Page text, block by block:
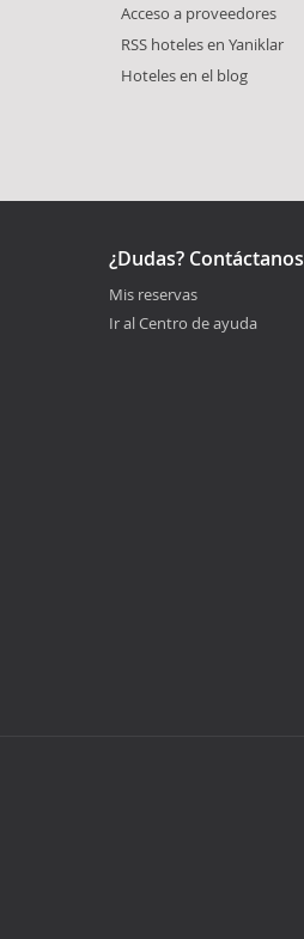
Acceso a proveedores
RSS hoteles en Yaniklar
Hoteles en el blog
¿Dudas? Contáctanos
Mis reservas
Ir al Centro de ayuda